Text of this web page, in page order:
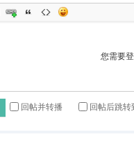
您需要
回帖并转播 回帖后跳转